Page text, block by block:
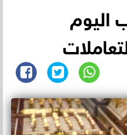
اليوم